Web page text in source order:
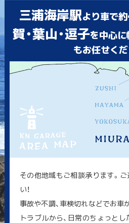
三浦海岸駅より車で約
賀・葉山・逗子を中心
もお任せくだ
その他地域もご相談承ります。
い！
事故や不調、車検切れなどでお車
トラブルから、日常のちょっと